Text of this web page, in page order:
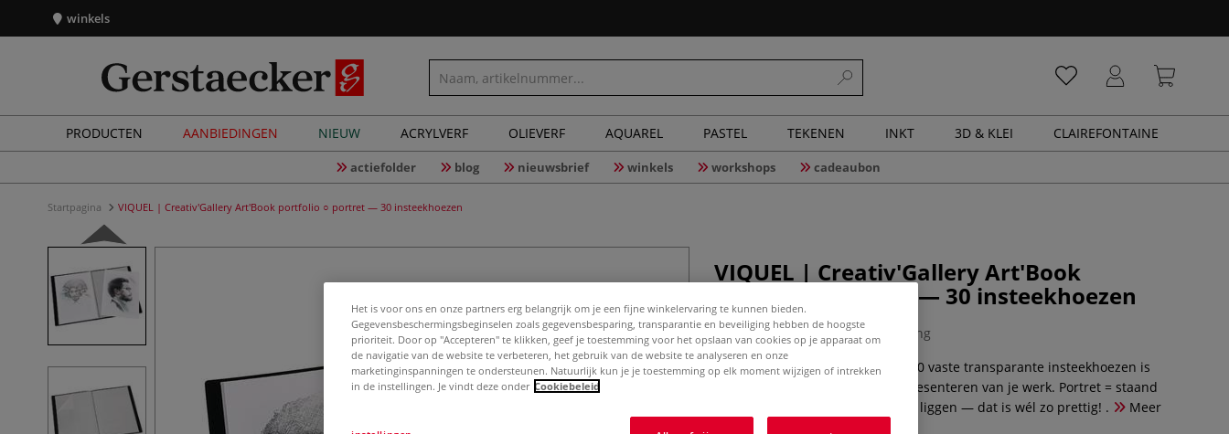
winkels
PRODUCTEN AANBIEDINGEN NIEUW ACRYLVERF OLIEVERF AQUAREL PASTEL TEKENEN INKT 3D & KLEI CLAIREFONTAINE
actiefolder blog nieuwsbrief winkels workshops cadeaubon
Startpagina VIQUEL | Creativ'Gallery Art'Book portfolio ○ portret — 30 insteekhoezen
VIQUEL | Creativ'Gallery Art'Book
portfolio ○ portret — 30 insteekhoezen
0 Beoordeling
Dit polypropyleen portfolio met 30 vaste transparante insteekhoezen is
perfect voor het professioneel presenteren van je werk. Portret = staand
formaat. Het blijft 180° vlak open liggen — dat is wél zo prettig! .
Meer
Het is voor ons en onze partners erg belangrijk om je een fijne winkelervaring te kunnen bieden.
Gegevensbeschermingsbeginselen zoals gegevensbesparing, transparantie en beveiliging hebben de hoogste
prioriteit. Door op "Accepteren" te klikken, geef je toestemming voor het opslaan van cookies op je apparaat om
de navigatie van de website te verbeteren, het gebruik van de website te analyseren en onze
marketinginspanningen te ondersteunen. Natuurlijk kun je je toestemming op elk moment wijzigen of intrekken
in de instellingen. Je vindt deze onder Cookiebeleid